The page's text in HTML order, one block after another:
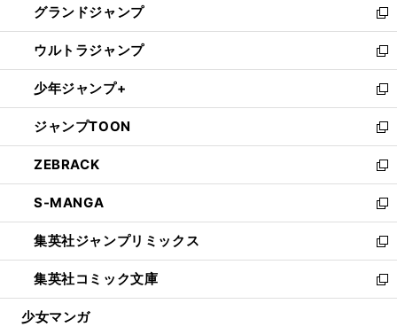
で
開
く
ド
ウ
で
開
く
ィ
ン
ド
ウ
で
開
く
い
ウ
ィ
ン
ド
ウ
で
開
く
グランドジャンプ
新
し
い
ウ
ィ
ン
ド
ウ
で
開
く
ウルトラジャンプ
新
し
い
ウ
ィ
ン
ド
ウ
で
開
く
少年ジャンプ+
新
し
い
ウ
ィ
ン
ド
ウ
で
開
く
ジャンプTOON
新
し
い
ウ
ィ
ン
ド
ウ
で
開
ZEBRACK
新
し
い
ウ
ィ
ン
ド
ウ
S-MANGA
新
し
い
ウ
ィ
ン
集英社ジャンプリミックス
新
し
い
ウ
集英社コミック文庫
新
し
少女マンガ